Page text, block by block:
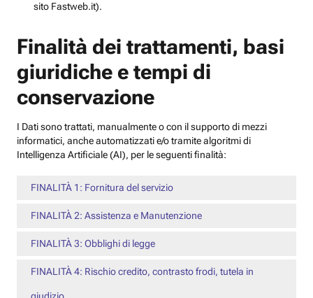
sito Fastweb.it).
Finalità dei trattamenti, basi
giuridiche e tempi di
conservazione
I Dati sono trattati, manualmente o con il supporto di mezzi
informatici, anche automatizzati e/o tramite algoritmi di
Intelligenza Artificiale (AI), per le seguenti finalità:
FINALITÀ 1: Fornitura del servizio
FINALITÀ 2: Assistenza e Manutenzione
FINALITÀ 3: Obblighi di legge
FINALITÀ 4: Rischio credito, contrasto frodi, tutela in